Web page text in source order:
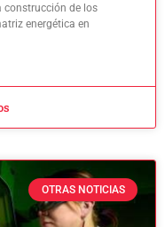
construcción de los
energética en
OTRAS NOTICIAS